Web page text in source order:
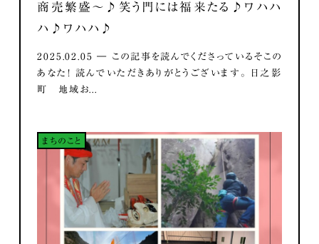
商売繁盛～♪笑う門には福来たる♪ワハハ
ハ♪ワハハ♪
2025.02.05 ― この記事を読んでくださっているそこの
あなた！ 読んでいただきありがとうございます。 日之影
町 地域お...
まちのこと